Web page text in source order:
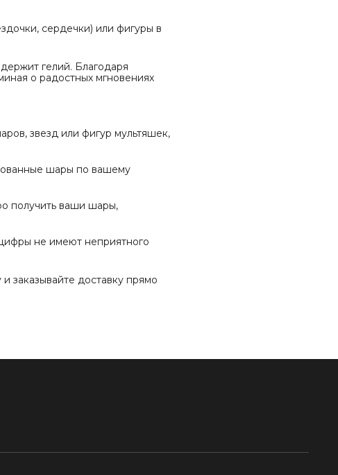
сердечки) или фигуры в
гелий. Благодаря
о радостных мгновениях
звезд или фигур мультяшек,
шары по вашему
получить ваши шары,
не имеют неприятного
заказывайте доставку прямо